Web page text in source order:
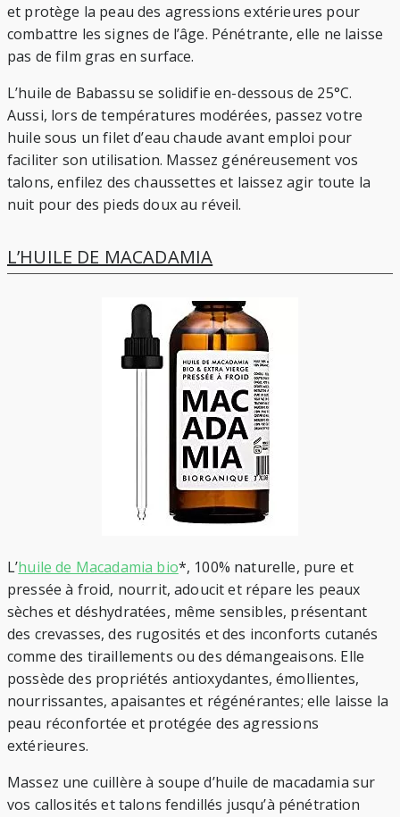
et protège la peau des agressions extérieures pour
combattre les signes de l’âge. Pénétrante, elle ne laisse
pas de film gras en surface.
L’huile de Babassu se solidifie en-dessous de 25°C.
Aussi, lors de températures modérées, passez votre
huile sous un filet d’eau chaude avant emploi pour
faciliter son utilisation. Massez généreusement vos
talons, enfilez des chaussettes et laissez agir toute la
nuit pour des pieds doux au réveil.
L’HUILE DE MACADAMIA
L’huile de Macadamia bio*, 100% naturelle, pure et
pressée à froid, nourrit, adoucit et répare les peaux
sèches et déshydratées, même sensibles, présentant
des crevasses, des rugosités et des inconforts cutanés
comme des tiraillements ou des démangeaisons. Elle
possède des propriétés antioxydantes, émollientes,
nourrissantes, apaisantes et régénérantes; elle laisse la
peau réconfortée et protégée des agressions
extérieures.
Massez une cuillère à soupe d’huile de macadamia sur
vos callosités et talons fendillés jusqu’à pénétration